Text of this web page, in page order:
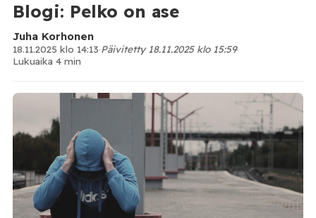
Blogi: Pelko on ase
Juha Korhonen
18.11.2025 klo 14:13·Päivitetty 18.11.2025 klo 15:59·
Lukuaika 4 min